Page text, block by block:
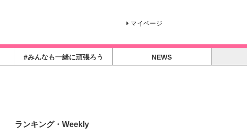
マイページ
#みんなも一緒に頑張ろう NEWS
ランキング・Weekly